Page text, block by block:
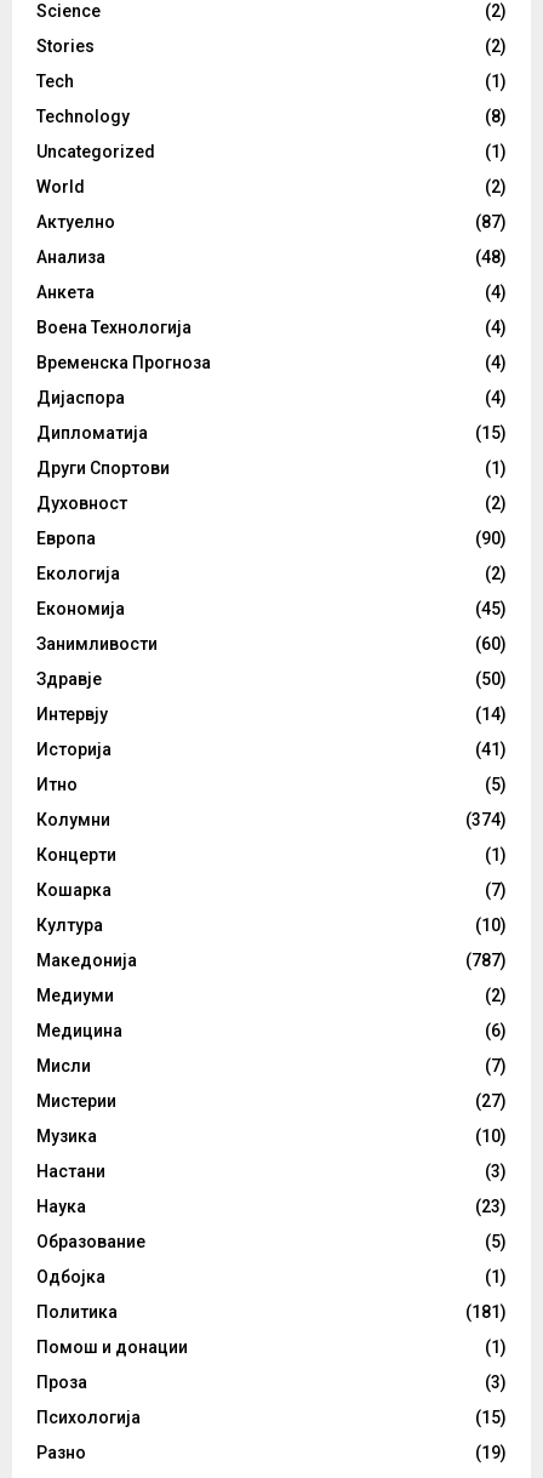
Science
(2)
Stories
(2)
Tech
(1)
Technology
(8)
Uncategorized
(1)
World
(2)
Актуелно
(87)
Анализа
(48)
Анкета
(4)
Воена Технологија
(4)
Временска Прогноза
(4)
Дијаспора
(4)
Дипломатија
(15)
Други Спортови
(1)
Духовност
(2)
Европа
(90)
Екологија
(2)
Економија
(45)
Занимливости
(60)
Здравје
(50)
Интервју
(14)
Историја
(41)
Итно
(5)
Колумни
(374)
Концерти
(1)
Кошарка
(7)
Култура
(10)
Македонија
(787)
Медиуми
(2)
Медицина
(6)
Мисли
(7)
Мистерии
(27)
Музика
(10)
Настани
(3)
Наука
(23)
Образование
(5)
Одбојка
(1)
Политика
(181)
Помош и донации
(1)
Проза
(3)
Психологија
(15)
Разно
(19)